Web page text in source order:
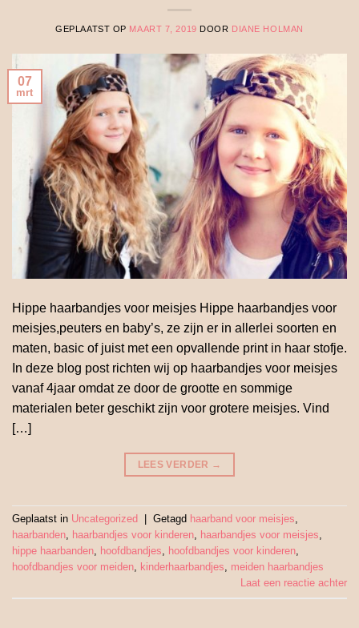
GEPLAATST OP MAART 7, 2019 DOOR DIANE HOLMAN
07
mrt
Hippe haarbandjes voor meisjes Hippe haarbandjes voor
meisjes,peuters en baby’s, ze zijn er in allerlei soorten en
maten, basic of juist met een opvallende print in haar stofje.
In deze blog post richten wij op haarbandjes voor meisjes
vanaf 4jaar omdat ze door de grootte en sommige
materialen beter geschikt zijn voor grotere meisjes. Vind
[…]
LEES VERDER →
Geplaatst in Uncategorized Getagd haarband voor meisjes,
haarbanden, haarbandjes voor kinderen, haarbandjes voor meisjes,
hippe haarbanden, hoofdbandjes, hoofdbandjes voor kinderen,
hoofdbandjes voor meiden, kinderhaarbandjes, meiden haarbandjes
Laat een reactie achter